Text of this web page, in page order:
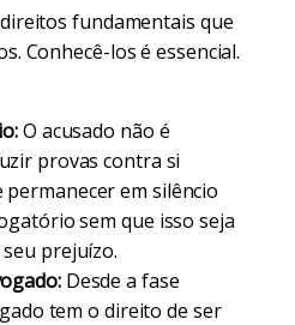
fundamentais que
Conhecê-los é essencial.
O acusado não é
provas contra si
permanecer em silêncio
sem que isso seja
prejuízo.
Desde a fase
tem o direito de ser